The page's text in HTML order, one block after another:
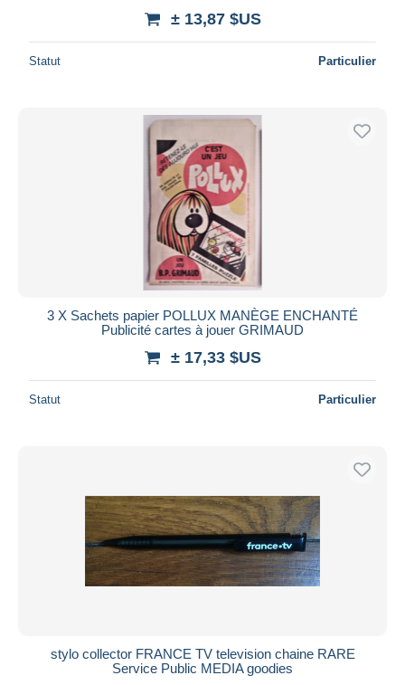
± 13,87 $US
Statut Particulier
3 X Sachets papier POLLUX MANÈGE ENCHANTÉ
Publicité cartes à jouer GRIMAUD
± 17,33 $US
Statut Particulier
stylo collector FRANCE TV television chaine RARE
Service Public MEDIA goodies